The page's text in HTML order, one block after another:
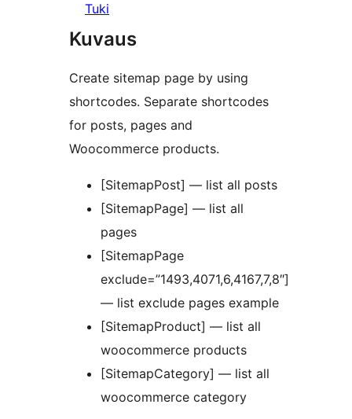
Tuki
Kuvaus
Create sitemap page by using
shortcodes. Separate shortcodes
for posts, pages and
Woocommerce products.
[SitemapPost] — list all posts
[SitemapPage] — list all
pages
[SitemapPage
exclude=”1493,4071,6,4167,7,8″]
— list exclude pages example
[SitemapProduct] — list all
woocommerce products
[SitemapCategory] — list all
woocommerce category